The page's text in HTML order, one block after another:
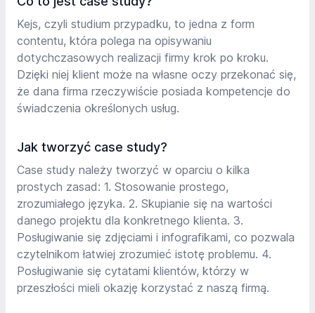
Kejs, czyli studium przypadku, to jedna z form
contentu, która polega na opisywaniu
dotychczasowych realizacji firmy krok po kroku.
Dzięki niej klient może na własne oczy przekonać się,
że dana firma rzeczywiście posiada kompetencje do
świadczenia określonych usług.
Jak tworzyć case study?
Case study należy tworzyć w oparciu o kilka
prostych zasad: 1. Stosowanie prostego,
zrozumiałego języka. 2. Skupianie się na wartości
danego projektu dla konkretnego klienta. 3.
Posługiwanie się zdjęciami i infografikami, co pozwala
czytelnikom łatwiej zrozumieć istotę problemu. 4.
Posługiwanie się cytatami klientów, którzy w
przeszłości mieli okazję korzystać z naszą firmą.